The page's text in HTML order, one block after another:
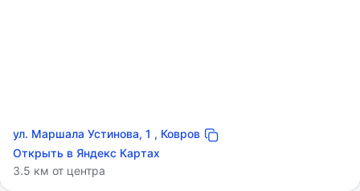
ул. Маршала Устинова, 1 , Ковров
Открыть в Яндекс Картах
3.5 км от центра